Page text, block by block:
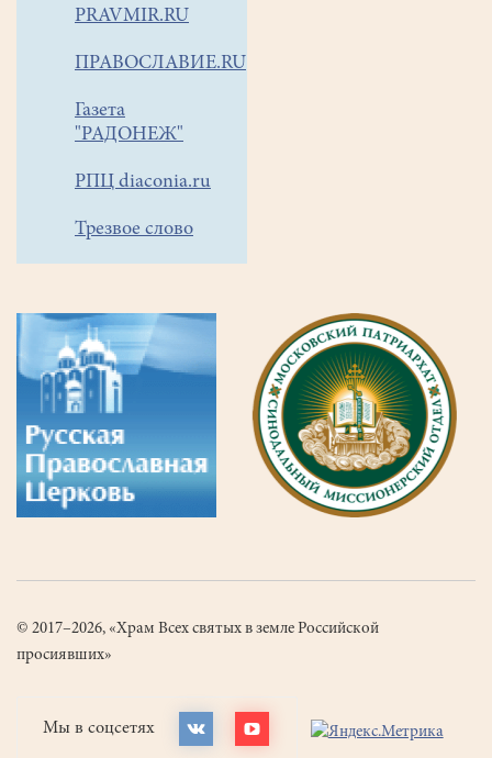
PRAVMIR.RU
ПРАВОСЛАВИЕ.RU
Газета
"РАДОНЕЖ"
РПЦ diaconia.ru
Трезвое слово
© 2017–2026, «Храм Всех святых в земле Российской
просиявших»
Мы в соцсетях